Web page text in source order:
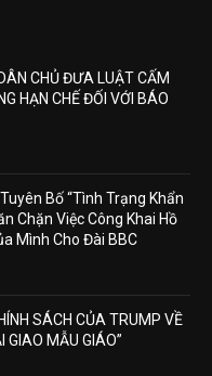
CHỦ ĐƯA LUẬT CẤM
HẠN CHẾ ĐỐI VỚI BÁO
Bố “Tình Trạng Khẩn
Chặn Việc Công Khai Hồ
Mình Cho Đài BBC
SÁCH CỦA TRUMP VỀ
GIAO MẪU GIÁO”